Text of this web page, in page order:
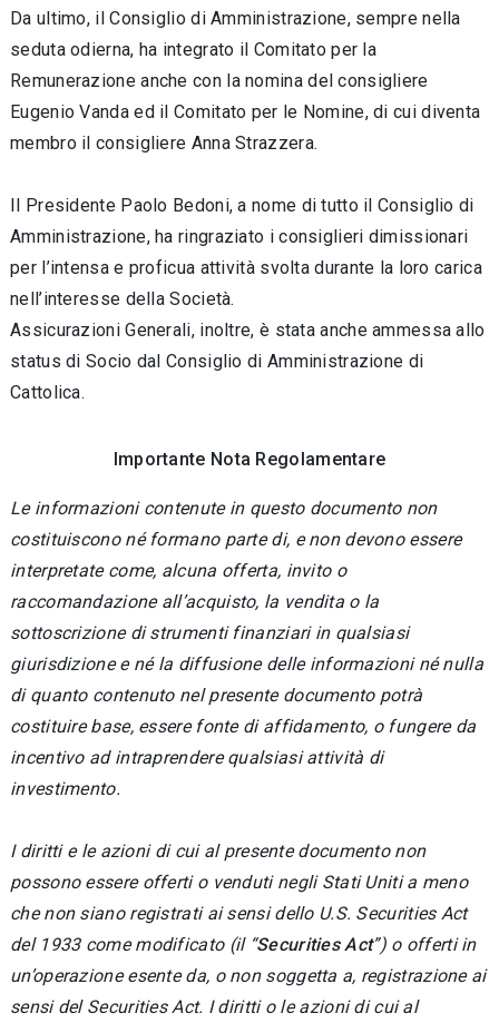
Da ultimo, il Consiglio di Amministrazione, sempre nella
seduta odierna, ha integrato il Comitato per la
Remunerazione anche con la nomina del consigliere
Eugenio Vanda ed il Comitato per le Nomine, di cui diventa
membro il consigliere Anna Strazzera.
Il Presidente Paolo Bedoni, a nome di tutto il Consiglio di
Amministrazione, ha ringraziato i consiglieri dimissionari
per l’intensa e proficua attività svolta durante la loro carica
nell’interesse della Società.
Assicurazioni Generali, inoltre, è stata anche ammessa allo
status di Socio dal Consiglio di Amministrazione di
Cattolica.
Importante Nota Regolamentare
Le informazioni contenute in questo documento non
costituiscono né formano parte di, e non devono essere
interpretate come, alcuna offerta, invito o
raccomandazione all’acquisto, la vendita o la
sottoscrizione di strumenti finanziari in qualsiasi
giurisdizione e né la diffusione delle informazioni né nulla
di quanto contenuto nel presente documento potrà
costituire base, essere fonte di affidamento, o fungere da
incentivo ad intraprendere qualsiasi attività di
investimento.
I diritti e le azioni di cui al presente documento non
possono essere offerti o venduti negli Stati Uniti a meno
che non siano registrati ai sensi dello U.S. Securities Act
del 1933 come modificato (il “Securities Act”) o offerti in
un’operazione esente da, o non soggetta a, registrazione ai
sensi del Securities Act. I diritti o le azioni di cui al